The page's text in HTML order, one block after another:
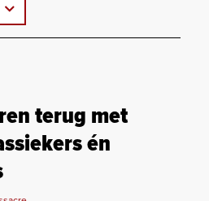
terug met
én